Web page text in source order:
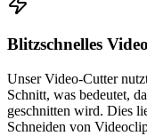
Blitzschnelles
Unser Video-Cutter
Schnitt, was bedeutet,
geschnitten wird. Dies
Schneiden von